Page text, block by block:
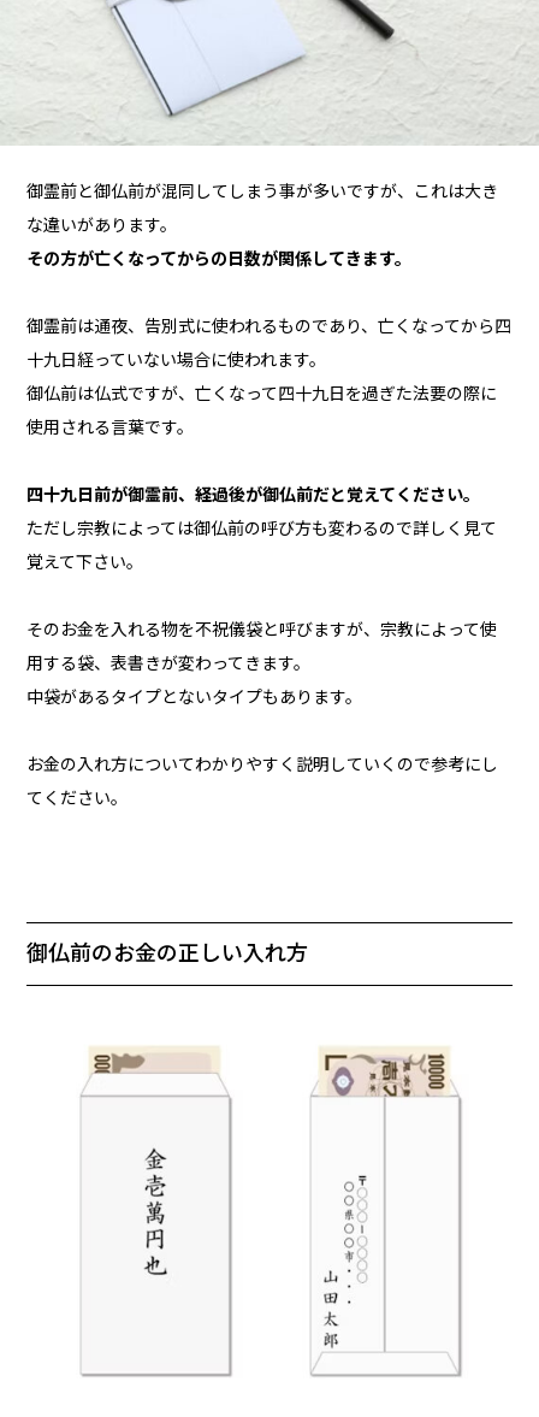
御霊前と御仏前が混同してしまう事が多いですが、これは大き
な違いがあります。
その方が亡くなってからの日数が関係してきます。
御霊前は通夜、告別式に使われるものであり、亡くなってから四
十九日経っていない場合に使われます。
御仏前は仏式ですが、亡くなって四十九日を過ぎた法要の際に
使用される言葉です。
四十九日前が御霊前、経過後が御仏前だと覚えてください。
ただし宗教によっては御仏前の呼び方も変わるので詳しく見て
覚えて下さい。
そのお金を入れる物を不祝儀袋と呼びますが、宗教によって使
用する袋、表書きが変わってきます。
中袋があるタイプとないタイプもあります。
お金の入れ方についてわかりやすく説明していくので参考にし
てください。
御仏前のお金の正しい入れ方